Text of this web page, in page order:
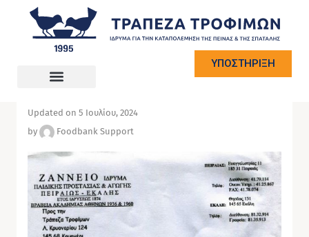
ΥΠΟΣΤΗΡΙΞΗ
ΖΑΝΝΕΙΟ ΙΔΡΥΜΑ
Updated on 5 Ιουλίου, 2024
by
Foodbank Support